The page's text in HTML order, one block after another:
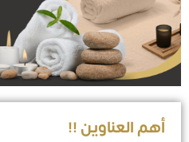
أهم العناوين !!